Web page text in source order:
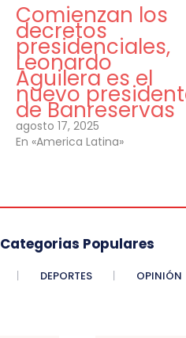
Comienzan los
decretos
presidenciales,
Leonardo
Aguilera es el
nuevo
de Banreservas
agosto 17, 2025
En «America Latina»
Categorias Populares
DEPORTES OPINIÓN